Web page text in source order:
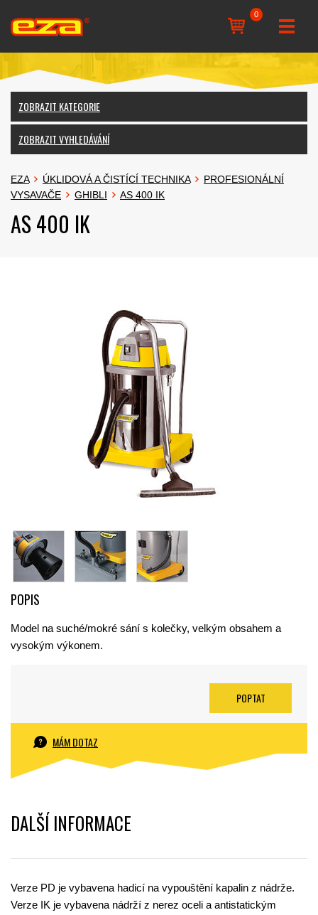
0
ZOBRAZIT KATEGORIE
ZOBRAZIT VYHLEDÁVÁNÍ
EZA ÚKLIDOVÁ A ČISTÍCÍ TECHNIKA
PROFESIONÁLNÍ
VYSAVAČE
GHIBLI AS 400 IK
AS 400 IK
POPIS
Model na suché/mokré sání s kolečky, velkým obsahem a
vysokým výkonem.
POPTAT
MÁM DOTAZ
DALŠÍ INFORMACE
Verze PD je vybavena hadicí na vypouštění kapalin z nádrže.
Verze IK je vybavena nádrží z nerez oceli a antistatickým